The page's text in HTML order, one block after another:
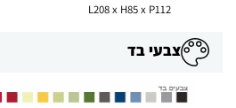
L208 x H85 x P112
צבעי בד